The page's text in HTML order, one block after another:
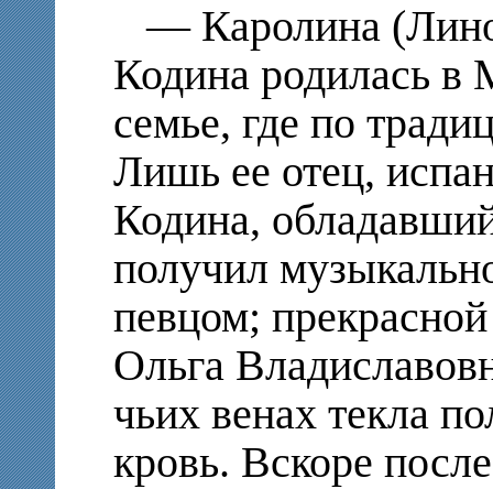
— Каролина
Кодина родилась в
семье, где по
Лишь ее отец,
Кодина,
получил
певцом;
Ольга
чьих венах текла
кровь. Вскоре